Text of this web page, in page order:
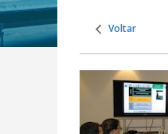
Voltar